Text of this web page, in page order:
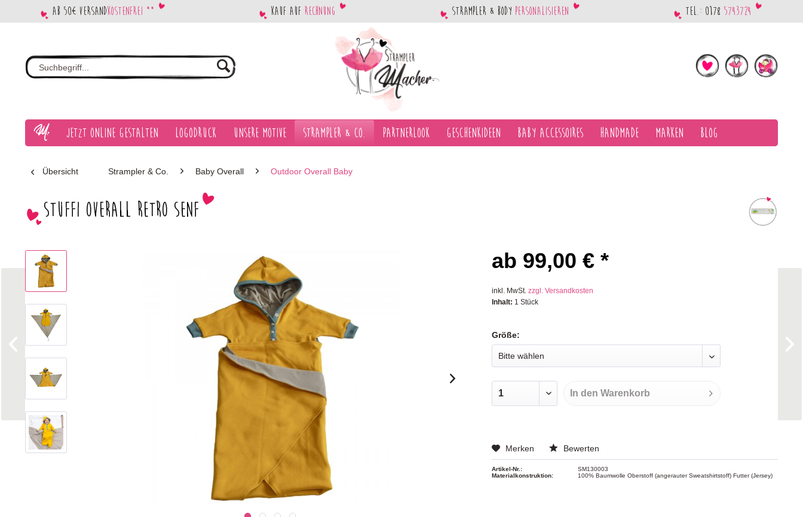
Ab 50€ Versandkostenfrei ** Kauf auf Rechnung Strampler & Body personalisieren Tel.: 0178 5743724
Jetzt Online gestalten Logodruck Unsere Motive Strampler & Co. Partnerlook Geschenkideen Baby Accessoires Handmade Marken Blog
Übersicht Strampler & Co. Baby Overall Outdoor Overall Baby
Stuffi Overall Retro Senf
ab 99,00 € *
inkl. MwSt.zzgl. Versandkosten
Inhalt: 1 Stück
Größe:
In den Warenkorb
Merken Bewerten
Artikel-Nr.:
SM130003
Materialkonstruktion:
100% Baumwolle Oberstoff (angerauter Sweatshirtstoff) Futter (Jersey)